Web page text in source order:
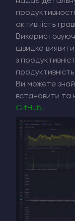
активність
швидко
з
Ви можете
встановити та
GitHub.